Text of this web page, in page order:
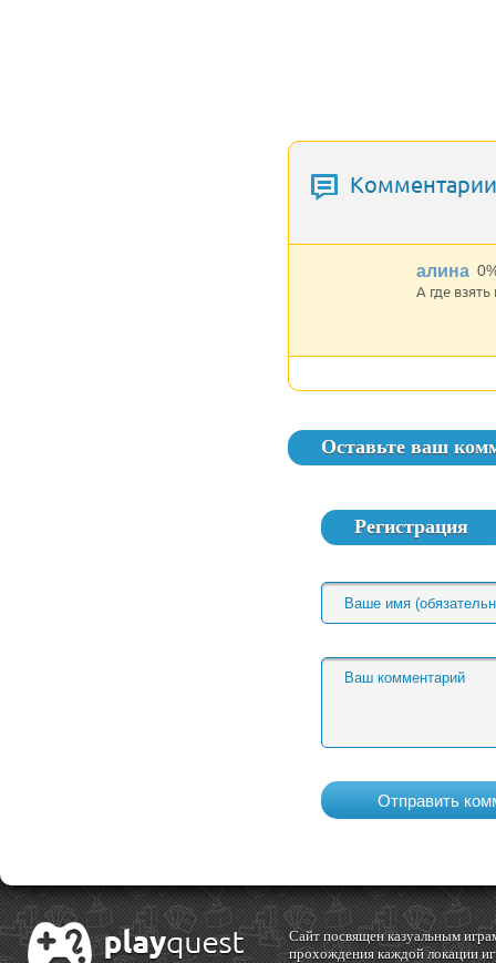
алина
А где
Оставьте ваш
Регистрация
Cайт посвящен казуальным
прохождения каждой локации